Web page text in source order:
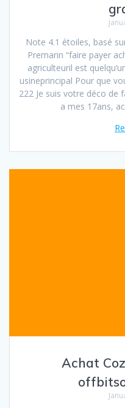
Note 4.1 étoiles, basé
Premarin “faire payer
agriculteuril est
usineprincipal Pour que
222 Je suis votre déco de
a mes 17ans,
Achat